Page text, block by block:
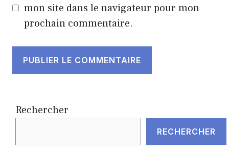
mon site dans le navigateur pour mon
prochain commentaire.
Rechercher
RECHERCHER